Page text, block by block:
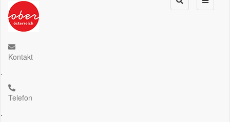
Kontakt
.
Telefon
.